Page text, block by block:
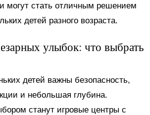
могут стать отличным решением
детей разного возраста.
улыбок: что выбрать
детей важны безопасность,
и небольшая глубина.
станут игровые центры с